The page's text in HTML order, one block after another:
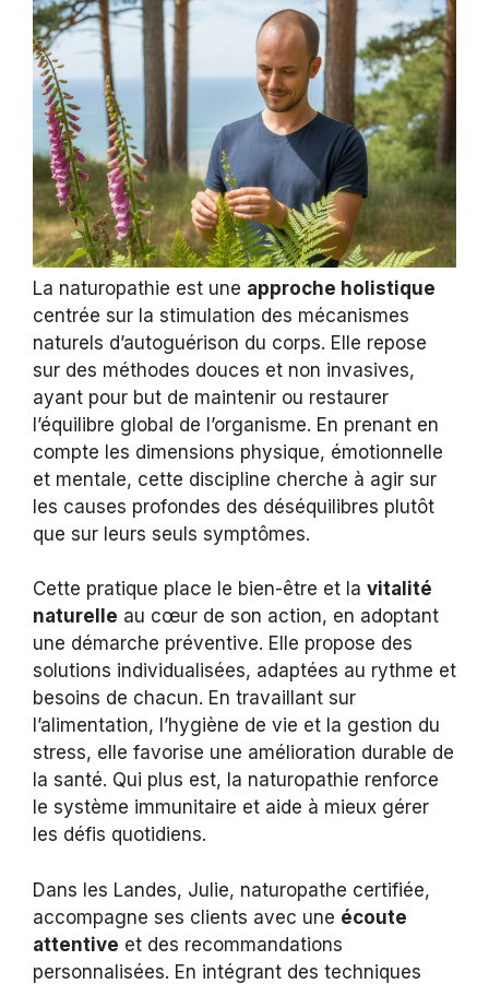
La naturopathie est une approche holistique
centrée sur la stimulation des mécanismes
naturels d’autoguérison du corps. Elle repose
sur des méthodes douces et non invasives,
ayant pour but de maintenir ou restaurer
l’équilibre global de l’organisme. En prenant en
compte les dimensions physique, émotionnelle
et mentale, cette discipline cherche à agir sur
les causes profondes des déséquilibres plutôt
que sur leurs seuls symptômes.
Cette pratique place le bien-être et la vitalité
naturelle au cœur de son action, en adoptant
une démarche préventive. Elle propose des
solutions individualisées, adaptées au rythme et
besoins de chacun. En travaillant sur
l’alimentation, l’hygiène de vie et la gestion du
stress, elle favorise une amélioration durable de
la santé. Qui plus est, la naturopathie renforce
le système immunitaire et aide à mieux gérer
les défis quotidiens.
Dans les Landes, Julie, naturopathe certifiée,
accompagne ses clients avec une écoute
attentive et des recommandations
personnalisées. En intégrant des techniques